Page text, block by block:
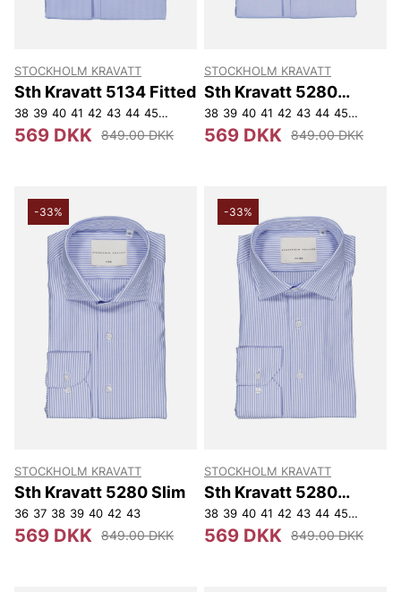
STOCKHOLM KRAVATT
Sth Kravatt 5134 Fitted
38 39 40 41 42 43 44 45 46
569 DKK 849.00 DKK
STOCKHOLM KRAVATT
Sth Kravatt 5280
Fitted
38 39 40 41 42 43 44 45 46
569 DKK 849.00 DKK
-33%
STOCKHOLM KRAVATT
Sth Kravatt 5280 Slim
36 37 38 39 40 42 43
569 DKK 849.00 DKK
-33%
STOCKHOLM KRAVATT
Sth Kravatt 5280
Fitted
38 39 40 41 42 43 44 45 46
569 DKK 849.00 DKK